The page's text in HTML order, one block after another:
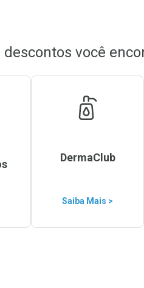
descontos você
DermaClub
Saiba Mais >